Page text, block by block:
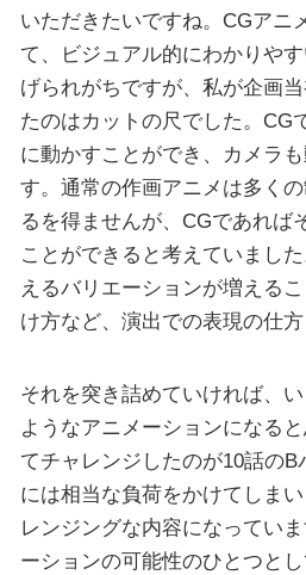
いただきたいですね。CGアニ
て、ビジュアル的にわかりや
げられがちですが、私が企画
たのはカットの尺でした。CG
に動かすことができ、カメラ
す。通常の作画アニメは多く
るを得ませんが、CGであれば
ことができると考えていまし
えるバリエーションが増える
け方など、演出での表現の仕方
それを突き詰めていければ、
ようなアニメーションになる
てチャレンジしたのが10話のB
には相当な負荷をかけてしま
レンジングな内容になってい
ーションの可能性のひとつと